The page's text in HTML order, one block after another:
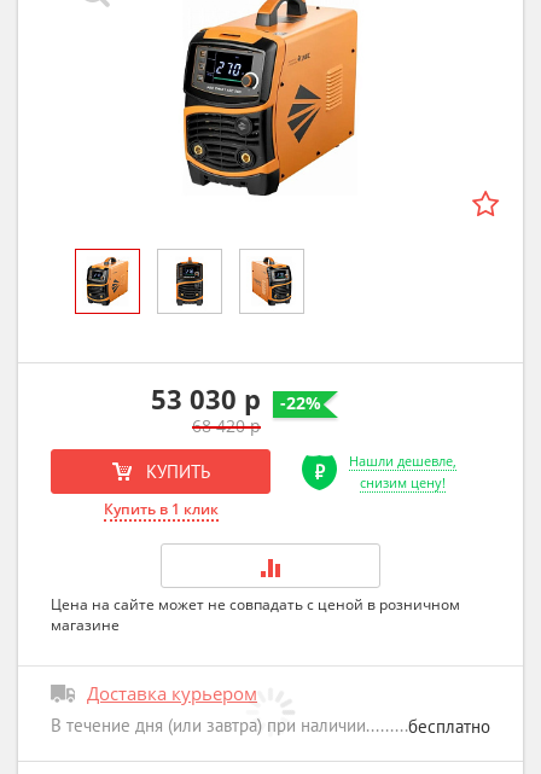
53 030 р
68 420 р
КУПИТЬ
Купить в 1 клик
Нашли дешевле,
снизим цену!
-22%
Цена на сайте может не совпадать с ценой в розничном
магазине
Доставка курьером
В течение дня (или завтра) при наличии бесплатно